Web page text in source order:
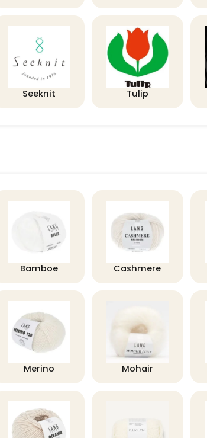
Seeknit Tulip
Bamboe Cashmere
Merino Mohair